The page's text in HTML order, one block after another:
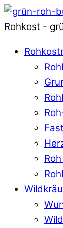
Rohkost -